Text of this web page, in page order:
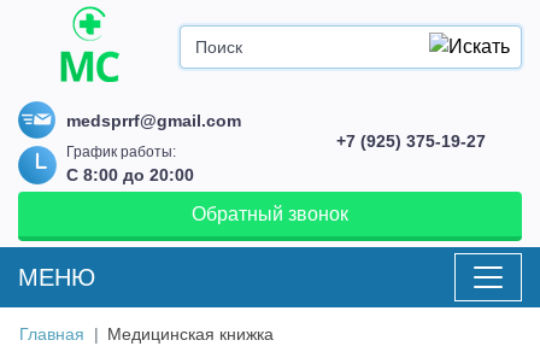
medsprrf@gmail.com
График работы:
С 8:00 до 20:00
+7 (925) 375-19-27
Обратный звонок
MEНЮ
Главная Медицинская книжка